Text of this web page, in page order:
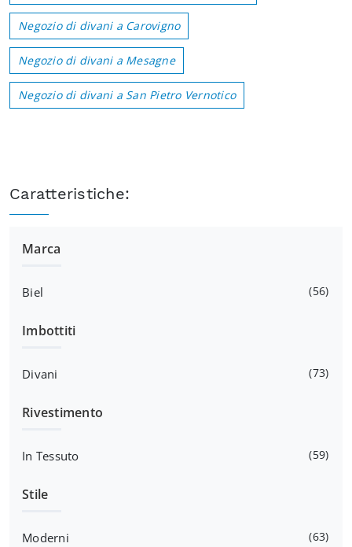
Negozio di divani a Carovigno
Negozio di divani a Mesagne
Negozio di divani a San Pietro Vernotico
Caratteristiche:
Marca
Biel 56
Imbottiti
Divani 73
Rivestimento
In Tessuto 59
Stile
Moderni 63